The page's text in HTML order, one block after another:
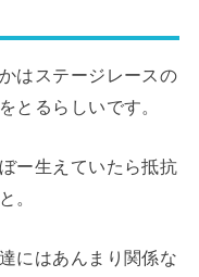
はステージレースの
とるらしいです。
ー生えていたら抵抗
。
にはあんまり関係な